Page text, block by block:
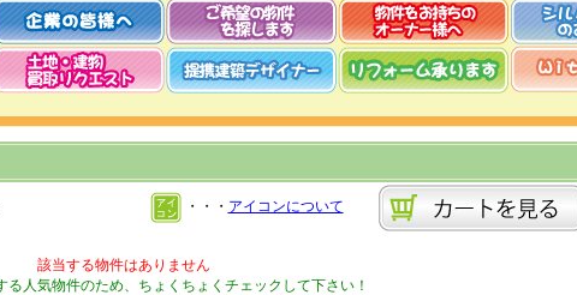
・・・ アイコンについて
該当する物件はありません
る人気物件のため、ちょくちょくチェックして下さい！